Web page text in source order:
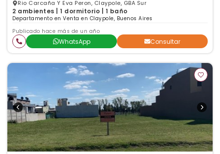
Rio Carcaña Y Eva Peron, Claypole, GBA Sur
2 ambientes | 1 dormitorio | 1 baño
Departamento en Venta en Claypole, Buenos Aires
Publicado hace más de un año
WhatsApp Consultar